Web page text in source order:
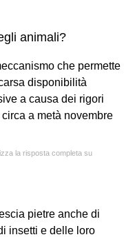
animali?
che permette
disponibilità
a causa dei rigori
a metà novembre
la risposta completa su
pietre anche di
insetti e delle loro